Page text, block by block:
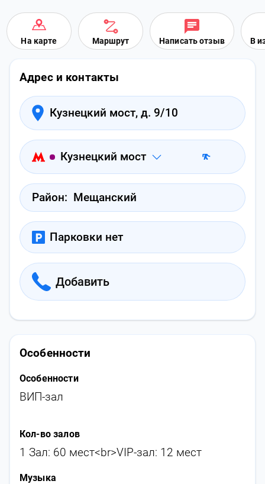
На карте Маршрут Написать отзыв В
Адрес и контакты
Кузнецкий мост, д. 9/10
Кузнецкий мост
Район: Мещанский
Парковки нет
Добавить
Особенности
Особенности
ВИП-зал
Кол-во залов
1 Зал: 60 мест<br>VIP-зал: 12 мест
Музыка